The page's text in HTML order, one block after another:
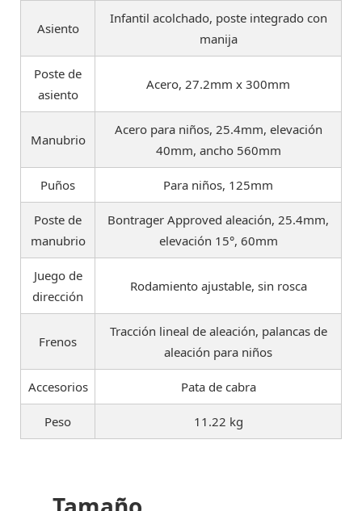
Asiento
Infantil acolchado, poste integrado con
manija
Poste de
asiento
Acero, 27.2mm x 300mm
Manubrio
Acero para niños, 25.4mm, elevación
40mm, ancho 560mm
Puños Para niños, 125mm
Poste de
manubrio
Bontrager Approved aleación, 25.4mm,
elevación 15°, 60mm
Juego de
dirección
Rodamiento ajustable, sin rosca
Frenos
Tracción lineal de aleación, palancas de
aleación para niños
Accesorios Pata de cabra
Peso 11.22 kg